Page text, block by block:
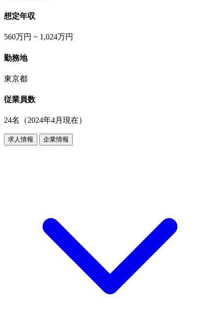
想定年収
560万円 ~ 1,024万円
勤務地
東京都
従業員数
24名（2024年4月現在）
求人情報 企業情報